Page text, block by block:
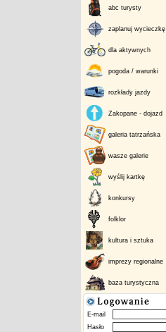
abc turysty
zaplanuj wycieczkę
dla aktywnych
pogoda / warunki
rozkłady jazdy
Zakopane - dojazd
galeria tatrzańska
wasze galerie
wyślij kartkę
konkursy
folklor
kultura i sztuka
imprezy regionalne
baza turystyczna
E-mail
Hasło